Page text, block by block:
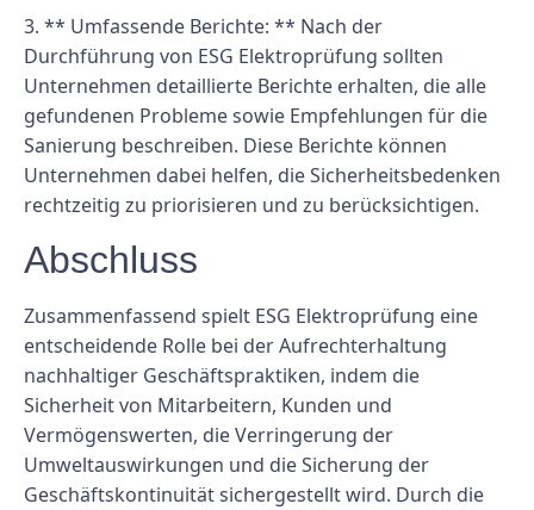
3. ** Umfassende Berichte: ** Nach der
Durchführung von ESG Elektroprüfung sollten
Unternehmen detaillierte Berichte erhalten, die alle
gefundenen Probleme sowie Empfehlungen für die
Sanierung beschreiben. Diese Berichte können
Unternehmen dabei helfen, die Sicherheitsbedenken
rechtzeitig zu priorisieren und zu berücksichtigen.
Abschluss
Zusammenfassend spielt ESG Elektroprüfung eine
entscheidende Rolle bei der Aufrechterhaltung
nachhaltiger Geschäftspraktiken, indem die
Sicherheit von Mitarbeitern, Kunden und
Vermögenswerten, die Verringerung der
Umweltauswirkungen und die Sicherung der
Geschäftskontinuität sichergestellt wird. Durch die